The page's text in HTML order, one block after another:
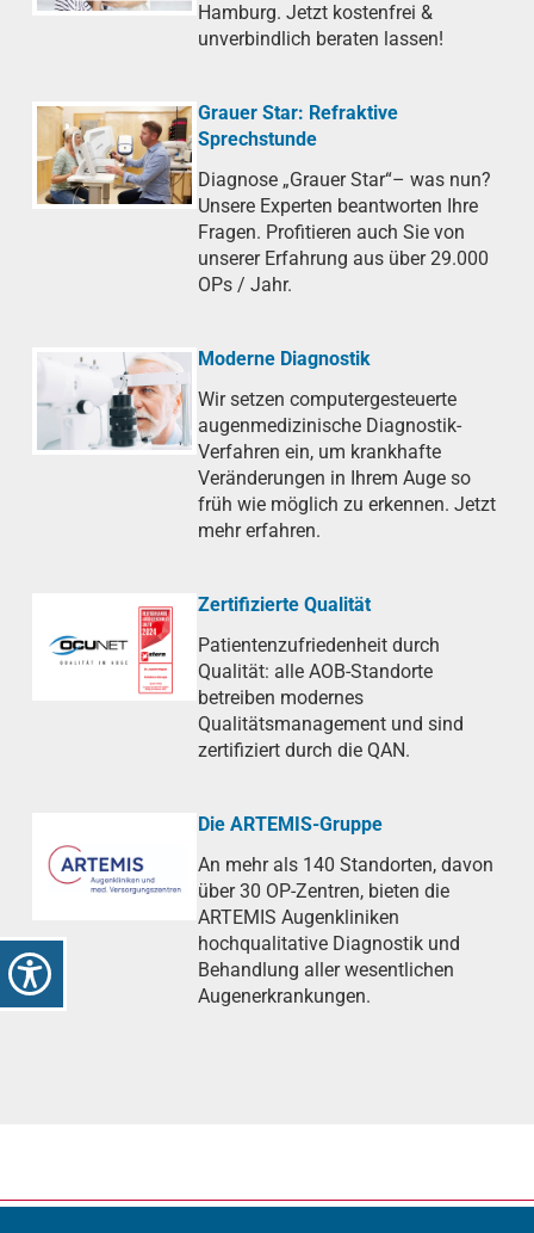
Hamburg. Jetzt kostenfrei &
unverbindlich beraten lassen!
Grauer Star: Refraktive
Sprechstunde
Diagnose „Grauer Star“– was nun?
Unsere Experten beantworten Ihre
Fragen. Profitieren auch Sie von
unserer Erfahrung aus über 29.000
OPs / Jahr.
Moderne Diagnostik
Wir setzen computergesteuerte
augenmedizinische Diagnostik-
Verfahren ein, um krankhafte
Veränderungen in Ihrem Auge so
früh wie möglich zu erkennen. Jetzt
mehr erfahren.
Zertifizierte Qualität
Patientenzufriedenheit durch
Qualität: alle AOB-Standorte
betreiben modernes
Qualitätsmanagement und sind
zertifiziert durch die QAN.
Die ARTEMIS-Gruppe
An mehr als 140 Standorten, davon
über 30 OP-Zentren, bieten die
ARTEMIS Augenkliniken
hochqualitative Diagnostik und
Behandlung aller wesentlichen
Augenerkrankungen.